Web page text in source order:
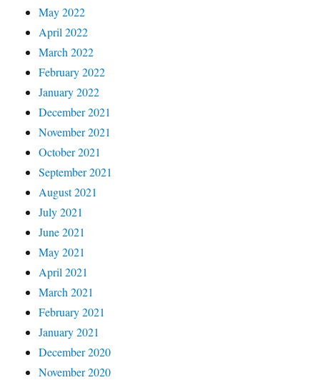
May 2022
April 2022
March 2022
February 2022
January 2022
December 2021
November 2021
October 2021
September 2021
August 2021
July 2021
June 2021
May 2021
April 2021
March 2021
February 2021
January 2021
December 2020
November 2020